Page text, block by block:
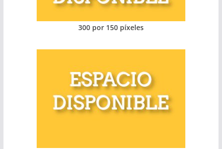
300 por 150 píxeles